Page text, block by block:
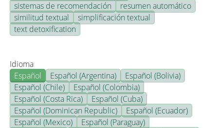
sistemas de recomendación
resumen automático
similitud textual
simplificación textual
text detoxification
Idioma
Español
Español (Argentina)
Español (Bolivia)
Español (Chile)
Español (Colombia)
Español (Costa Rica)
Español (Cuba)
Español (Dominican Republic)
Español (Ecuador)
Español (Mexico)
Español (Paraguay)